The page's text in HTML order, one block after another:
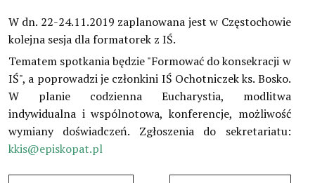
Dokumenty Kościoła
Instytuty świeckie kleryckie
Publikacje
Multimedia
IŚ W POLSCE
TERMINARZ
W dn. 22-24.11.2019 zaplanowana jest w Częstochowie
kolejna sesja dla formatorek z IŚ.
Tematem spotkania będzie "Formować do konsekracji w
IŚ", a poprowadzi je członkini IŚ Ochotniczek ks. Bosko.
W planie codzienna Eucharystia, modlitwa
indywidualna i wspólnotowa, konferencje, możliwość
wymiany doświadczeń. Zgłoszenia do sekretariatu:
kkis@episkopat.pl